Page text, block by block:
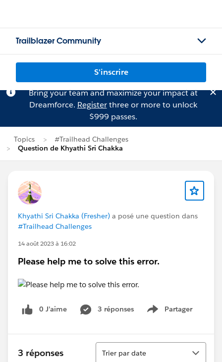
Trailblazer Community
S'inscrire
Bring your team and maximize your impact at
Dreamforce. Registerthree or more to unlock
$999 passes.
Topics
#Trailhead Challenges
Question de Khyathi Sri Chakka
Khyathi Sri Chakka (Fresher) a posé une question dans
#Trailhead Challenges
14 août 2023 à 16:02
Please help me to solve this error.
0 J’aime 3 réponses Partager
Show menu
3 réponses
Tri
Trier par date